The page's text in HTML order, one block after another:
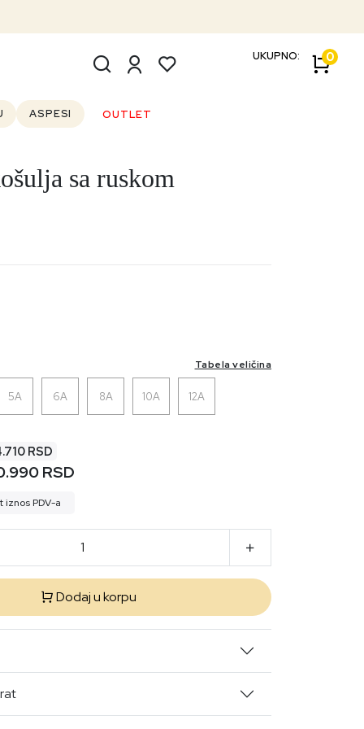
0
UKUPNO:
ASPESI OUTLET
sa ruskom
Tabela veličina
5A 6A 8A 10A 12A
RSD
RSD
iznos PDV-a
Dodaj u korpu